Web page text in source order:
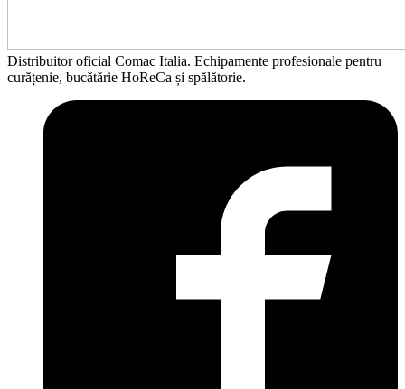
Distribuitor oficial Comac Italia. Echipamente profesionale pentru
curățenie, bucătărie HoReCa și spălătorie.